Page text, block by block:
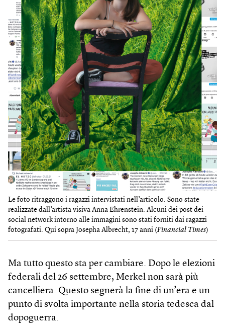
Le foto ritraggono i ragazzi intervistati nell’articolo. Sono state
realizzate dall’artista visiva Anna Ehrenstein. Alcuni dei post dei
social network intorno alle immagini sono stati forniti dai ragazzi
fotografati. Qui sopra Josepha Albrecht, 17 anni (Financial Times)
Ma tutto questo sta per cambiare. Dopo le elezioni
federali del 26 settembre, Merkel non sarà più
cancelliera. Questo segnerà la fine di un’era e un
punto di svolta importante nella storia tedesca dal
dopoguerra.